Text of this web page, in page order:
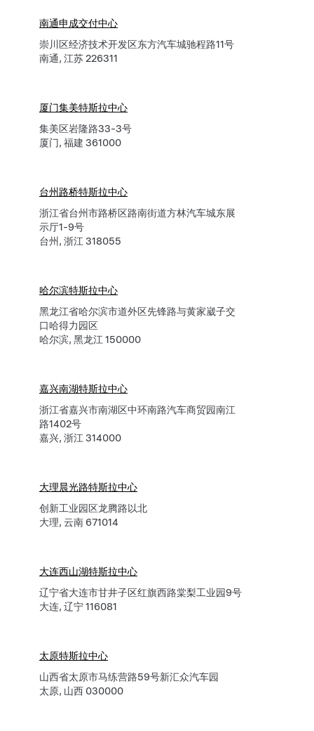
南通申成交付中心
崇川区经济技术开发区东方汽车城驰程路11号
南通, 江苏 226311
厦门集美特斯拉中心
集美区岩隆路33-3号
厦门, 福建 361000
台州路桥特斯拉中心
浙江省台州市路桥区路南街道方林汽车城东展
示厅1-9号
台州, 浙江 318055
哈尔滨特斯拉中心
黑龙江省哈尔滨市道外区先锋路与黄家崴子交
口哈得力园区
哈尔滨, 黑龙江 150000
嘉兴南湖特斯拉中心
浙江省嘉兴市南湖区中环南路汽车商贸园南江
路1402号
嘉兴, 浙江 314000
大理晨光路特斯拉中心
创新工业园区龙腾路以北
大理, 云南 671014
大连西山湖特斯拉中心
辽宁省大连市甘井子区红旗西路棠梨工业园9号
大连, 辽宁 116081
太原特斯拉中心
山西省太原市马练营路59号新汇众汽车园
太原, 山西 030000